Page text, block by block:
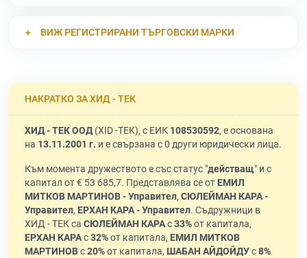
ВИЖ РЕГИСТРИРАНИ ТЪРГОВСКИ МАРКИ
НАКРАТКО ЗА ХИД - ТЕК
ХИД - ТЕК ООД(XID -TEK), с ЕИК 108530592, е основана
на 13.11.2001 г. и е свързана с 0 други юридически лица.
Към момента дружеството е със статус "действащ" и с
капитал от € 53 685,7. Представлява се от ЕМИЛ
МИТКОВ МАРТИНОВ - Управител, СЮЛЕЙМАН КАРА -
Управител, ЕРХАН КАРА - Управител. Съдружници в
ХИД - ТЕК са СЮЛЕЙМАН КАРАс33%от капитала,
ЕРХАН КАРАс32%от капитала, ЕМИЛ МИТКОВ
МАРТИНОВс20%от капитала, ШАБАН АЙДОЙДУс8%